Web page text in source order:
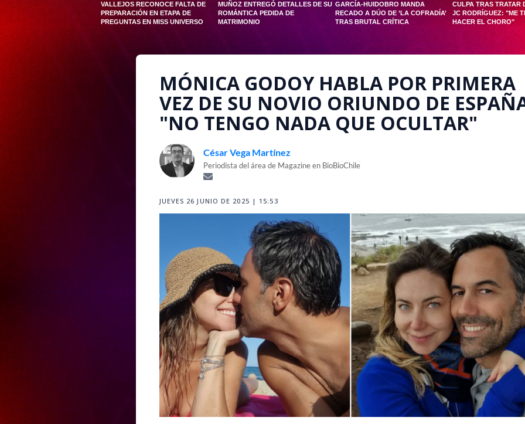
VALLEJOS RECONOCE FALTA DE
PREPARACIÓN EN ETAPA DE
PREGUNTAS EN MISS UNIVERSO
MUÑOZ ENTREGÓ DETALLES DE SU
ROMÁNTICA PEDIDA DE
MATRIMONIO
GARCÍA-HUIDOBRO MANDA
RECADO A DÚO DE ’LA COFRADÍA’
TRAS BRUTAL CRÍTICA
CULPA TRAS TRATAR
JC RODRÍGUEZ: "ME
HACER EL CHORO"
MÓNICA GODOY HABLA POR PRIMERA
VEZ DE SU NOVIO ORIUNDO DE
"NO TENGO NADA QUE OCULTAR"
César Vega Martínez
Periodista del área de Magazine en BioBioChile
JUEVES 26 JUNIO DE 2025 | 15:53